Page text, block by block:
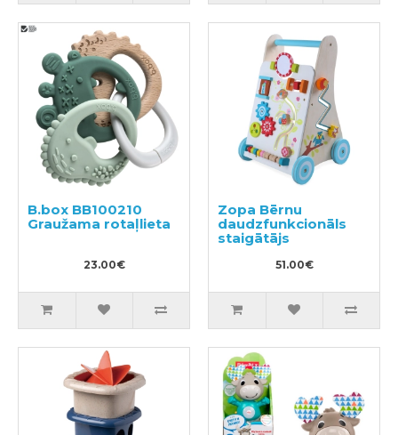
B.box BB100210
Graužama rotaļlieta
23.00€
Zopa Bērnu
daudzfunkcionāls
staigātājs
51.00€